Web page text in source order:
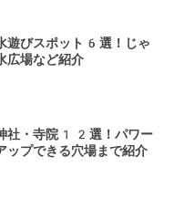
遊びスポット6選！じゃ
広場など紹介
社・寺院12選！パワー
ップできる穴場まで紹介